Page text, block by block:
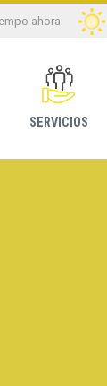
ahora
SERVICIOS